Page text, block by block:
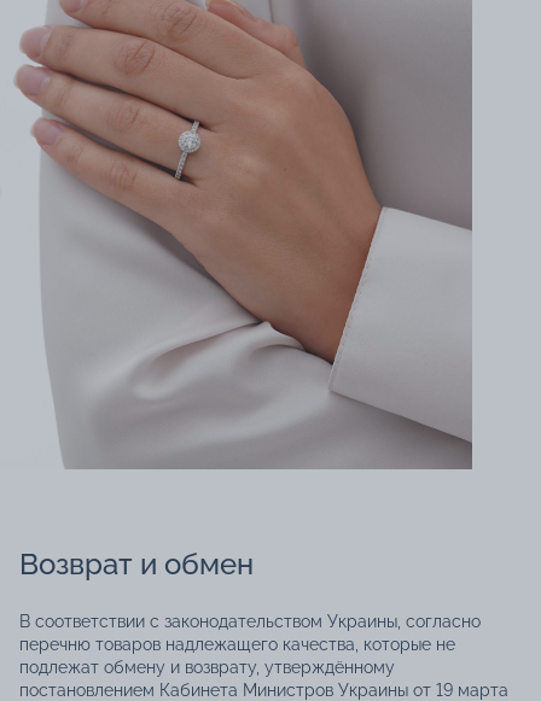
Возврат и обмен
В соответствии с законодательством Украины, согласно
перечню товаров надлежащего качества, которые не
подлежат обмену и возврату, утверждённому
постановлением Кабинета Министров Украины от 19 марта